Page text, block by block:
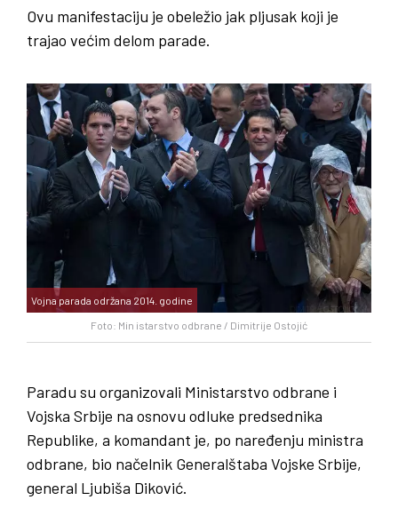
Ovu manifestaciju je obeležio jak pljusak koji je
trajao većim delom parade.
Foto: Min istarstvo odbrane / Dimitrije Ostojić
Vojna parada održana 2014. godine
Paradu su organizovali Ministarstvo odbrane i
Vojska Srbije na osnovu odluke predsednika
Republike, a komandant je, po naređenju ministra
odbrane, bio načelnik Generalštaba Vojske Srbije,
general Ljubiša Diković.